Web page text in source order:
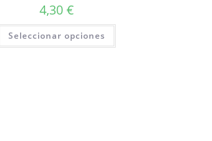
4,30 €
Seleccionar opciones